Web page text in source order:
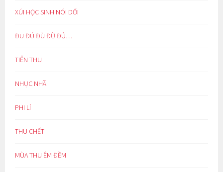
XÚI HỌC SINH NÓI DỐI
ĐU ĐÚ ĐÙ ĐŨ ĐỦ…
TIỄN THU
NHỤC NHÃ
PHI LÍ
THU CHẾT
MÙA THU ÊM ĐỀM